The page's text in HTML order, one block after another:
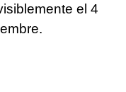
el 4